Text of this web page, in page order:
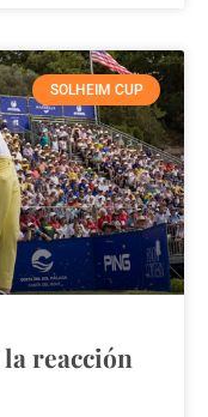
SOLHEIM CUP
reacción